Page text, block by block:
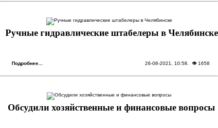
Ручные гидравлические штабелеры в Челябинске
Подробнее... 26-08-2021, 10:58 . 👁 1658
Обсудили хозяйственные и финансовые вопросы